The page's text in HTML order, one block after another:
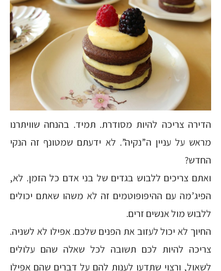
הדירה צריכה להיות מסודרת. תמיד. בהנחה שוויתרנו
מראש על עניין ה”נקיה”. לא ידעתם שמטונף זה הנקי
החדש?
ואתם צריכים ללבוש בגדים של בני אדם כל הזמן. לא,
הפיג’מה עם ההיפופוטמים זה לא משהו שאתם יכולים
ללבוש מול אנשים זרים.
החיוך לא יכול לעזוב את הפנים שלכם. אפילו לא לשניה.
צריכה להיות לכם תשובה לכל שאלה שהם עלולים
לשאול, ורצוי שתדעו לענות להם על דברים שהם אפילו